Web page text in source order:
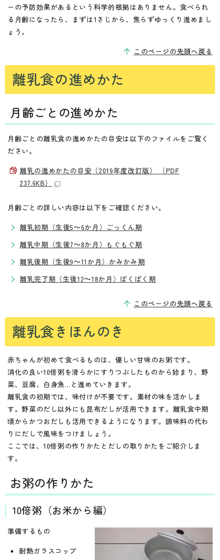
ーの予防効果があるという科学的根拠はありません。食べられ
る月齢になったら、まずは1さじから、焦らずゆっくり進めまし
ょう。
このページの先頭へ戻る
離乳食の進めかた
月齢ごとの進めかた
月齢ごとの離乳食の進めかたの目安は以下のファイルをご覧く
ださい。
離乳の進めかたの目安（2019年度改訂版） （PDF
237.6KB）
月齢ごとの詳しい内容は以下をご確認ください。
離乳初期（生後5～6か月）ごっくん期
離乳中期（生後7～8か月）もぐもぐ期
離乳後期（生後9～11か月）かみかみ期
離乳完了期（生後12～18か月）ぱくぱく期
このページの先頭へ戻る
離乳食きほんのき
赤ちゃんが初めて食べるものは、優しい甘味のお粥です。
消化の良い10倍粥を滑らかにすりつぶしたものから始まり、野
菜、豆腐、白身魚…と進めていきます。
離乳食の初期では、味付けが不要です。素材の味を活かしま
す。野菜のだし以外にも昆布だしが活用できます。離乳食中期
頃からかつおだしも活用できるようになります。調味料の代わ
りにだしで風味をつけましょう。
ここでは、10倍粥の作りかたとだしの取りかたをご紹介しま
す。
お粥の作りかた
10倍粥（お米から編）
準備するもの
耐熱ガラスコップ